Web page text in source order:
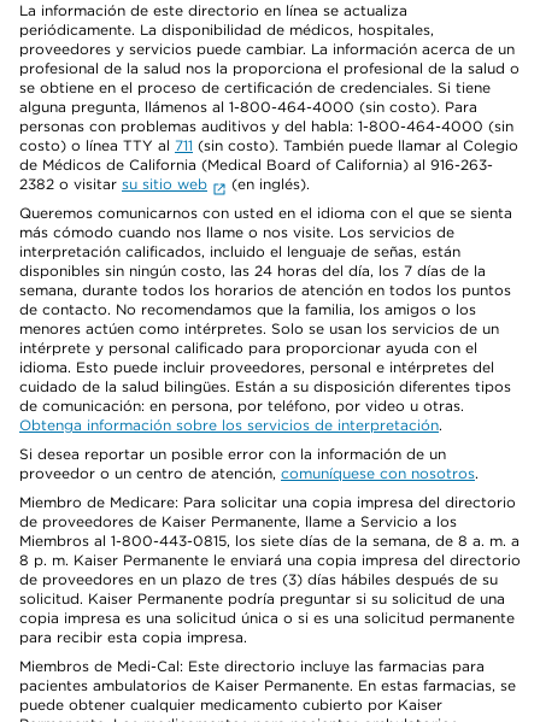
La información de este directorio en línea se actualiza
periódicamente. La disponibilidad de médicos, hospitales,
proveedores y servicios puede cambiar. La información acerca de un
profesional de la salud nos la proporciona el profesional de la salud o
se obtiene en el proceso de certificación de credenciales. Si tiene
alguna pregunta, llámenos al 1-800-464-4000 (sin costo). Para
personas con problemas auditivos y del habla: 1-800-464-4000 (sin
costo) o línea TTY al 711 (sin costo). También puede llamar al Colegio
de Médicos de California (Medical Board of California) al 916-263-
2382 o visitar su sitio web
(en inglés).
Queremos comunicarnos con usted en el idioma con el que se sienta
más cómodo cuando nos llame o nos visite. Los servicios de
interpretación calificados, incluido el lenguaje de señas, están
disponibles sin ningún costo, las 24 horas del día, los 7 días de la
semana, durante todos los horarios de atención en todos los puntos
de contacto. No recomendamos que la familia, los amigos o los
menores actúen como intérpretes. Solo se usan los servicios de un
intérprete y personal calificado para proporcionar ayuda con el
idioma. Esto puede incluir proveedores, personal e intérpretes del
cuidado de la salud bilingües. Están a su disposición diferentes tipos
de comunicación: en persona, por teléfono, por video u otras.
Obtenga información sobre los servicios de interpretación.
Si desea reportar un posible error con la información de un
proveedor o un centro de atención, comuníquese con nosotros.
Miembro de Medicare: Para solicitar una copia impresa del directorio
de proveedores de Kaiser Permanente, llame a Servicio a los
Miembros al 1-800-443-0815, los siete días de la semana, de 8 a. m. a
8 p. m. Kaiser Permanente le enviará una copia impresa del directorio
de proveedores en un plazo de tres (3) días hábiles después de su
solicitud. Kaiser Permanente podría preguntar si su solicitud de una
copia impresa es una solicitud única o si es una solicitud permanente
para recibir esta copia impresa.
Miembros de Medi-Cal: Este directorio incluye las farmacias para
pacientes ambulatorios de Kaiser Permanente. En estas farmacias, se
puede obtener cualquier medicamento cubierto por Kaiser